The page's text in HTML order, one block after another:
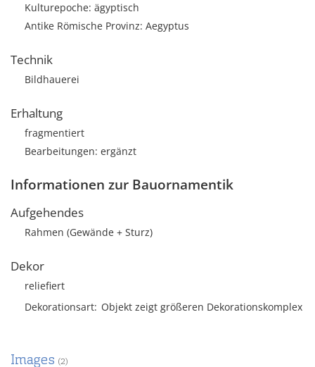
Kulturepoche: ägyptisch
Antike Römische Provinz: Aegyptus
Technik
Bildhauerei
Erhaltung
fragmentiert
Bearbeitungen: ergänzt
Informationen zur Bauornamentik
Aufgehendes
Rahmen (Gewände + Sturz)
Dekor
reliefiert
Dekorationsart Objekt zeigt größeren Dekorationskomplex
Images (2)